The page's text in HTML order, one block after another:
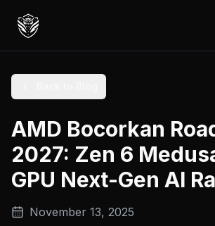
AMD Bocorkan
2027: Zen 6
GPU Next-Gen AI
November 13, 2025